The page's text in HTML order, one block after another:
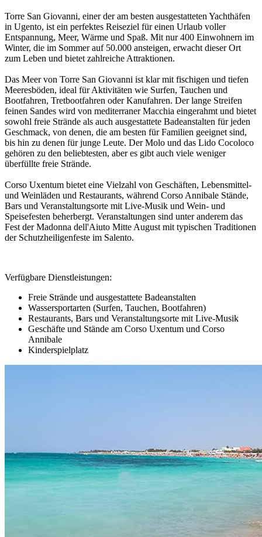
Torre San Giovanni, einer der am besten ausgestatteten Yachthäfen
in Ugento, ist ein perfektes Reiseziel für einen Urlaub voller
Entspannung, Meer, Wärme und Spaß. Mit nur 400 Einwohnern im
Winter, die im Sommer auf 50.000 ansteigen, erwacht dieser Ort
zum Leben und bietet zahlreiche Attraktionen.
Das Meer von Torre San Giovanni ist klar mit fischigen und tiefen
Meeresböden, ideal für Aktivitäten wie Surfen, Tauchen und
Bootfahren, Tretbootfahren oder Kanufahren. Der lange Streifen
feinen Sandes wird von mediterraner Macchia eingerahmt und bietet
sowohl freie Strände als auch ausgestattete Badeanstalten für jeden
Geschmack, von denen, die am besten für Familien geeignet sind,
bis hin zu denen für junge Leute. Der Molo und das Lido Cocoloco
gehören zu den beliebtesten, aber es gibt auch viele weniger
überfüllte freie Strände.
Corso Uxentum bietet eine Vielzahl von Geschäften, Lebensmittel-
und Weinläden und Restaurants, während Corso Annibale Stände,
Bars und Veranstaltungsorte mit Live-Musik und Wein- und
Speisefesten beherbergt. Veranstaltungen sind unter anderem das
Fest der Madonna dell'Aiuto Mitte August mit typischen Traditionen
der Schutzheiligenfeste im Salento.
Verfügbare Dienstleistungen:
Freie Strände und ausgestattete Badeanstalten
Wassersportarten (Surfen, Tauchen, Bootfahren)
Restaurants, Bars und Veranstaltungsorte mit Live-Musik
Geschäfte und Stände am Corso Uxentum und Corso
Annibale
Kinderspielplatz